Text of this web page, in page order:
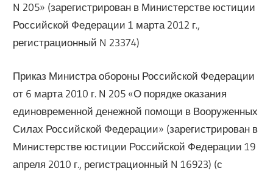
N 205» (зарегистрирован в Министерстве юстиции
Российской Федерации 1 марта 2012 г.,
регистрационный N 23374)
Приказ Министра обороны Российской Федерации
от 6 марта 2010 г. N 205 «О порядке оказания
единовременной денежной помощи в Вооруженных
Силах Российской Федерации» (зарегистрирован в
Министерстве юстиции Российской Федерации 19
апреля 2010 г., регистрационный N 16923) (с